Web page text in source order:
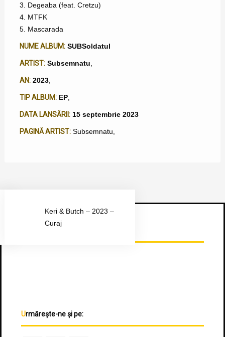
3. Degeaba (feat. Cretzu)
4. MTFK
5. Mascarada
NUME ALBUM: SUBSoldatul
ARTIST: Subsemnatu
AN: 2023,
TIP ALBUM: EP,
DATA LANSĂRII: 15 septembrie 2023
PAGINĂ ARTIST: Subsemnatu
Keri & Butch – 2023 –
Curaj
Urmărește-ne și pe: